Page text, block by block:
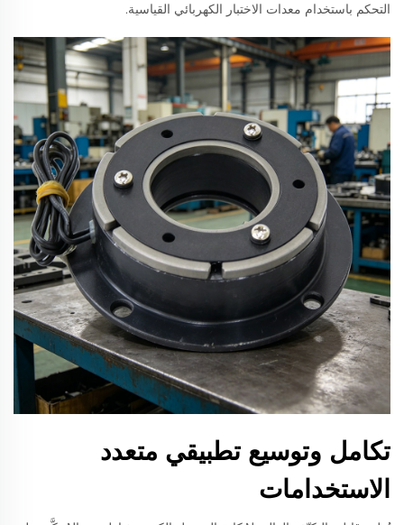
التحكم باستخدام معدات الاختبار الكهربائي القياسية.
تكامل وتوسيع تطبيقي متعدد
الاستخدامات